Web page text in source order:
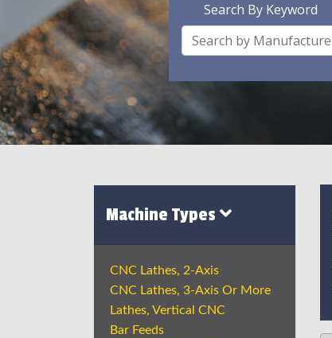
Search By Keyword
Machine Types
CNC Lathes, 2-Axis
CNC Lathes, 3-Axis Or More
Lathes, Vertical CNC
Bar Feeds